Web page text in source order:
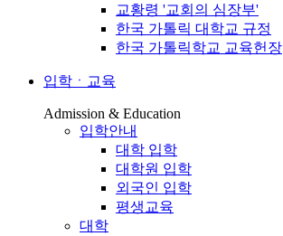
교황령 '교회의 심장부'
한국 가톨릭 대학교 규정
한국 가톨릭학교 교육헌장
입학ㆍ교육
Admission & Education
입학안내
대학 입학
대학원 입학
외국인 입학
평생교육
대학